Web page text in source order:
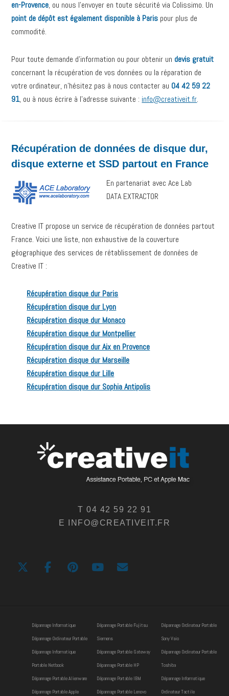
en-Provence, ou nous l’envoyer en toute sécurité via Colissimo. Un
point de dépôt est également disponible à Paris pour plus de
commodité.
Pour toute demande d’information ou pour obtenir un devis gratuit
concernant la récupération de vos données ou la réparation de
votre ordinateur, n’hésitez pas à nous contacter au 04 42 59 22
91, ou à nous écrire à l’adresse suivante : info@creativeit.fr.
Récupération de données de disque dur,
disque externe et SSD partout en France
En partenariat avec Ace Lab
DATA EXTRACTOR
Creative IT propose un service de récupération de données partout
France. Voici une liste, non exhaustive de la couverture
géographique des services de rétablissement de données de
Creative IT :
Récupération disque dur Paris
Récupération disque dur Lyon
Récupération disque dur Monaco
Récupération disque dur Montpellier
Récupération disque dur Aix en Provence
Récupération disque dur Marseille
Récupération disque dur Lille
Récupération disque dur Sophia Antipolis
T 04 42 59 22 91
E INFO@CREATIVEIT.FR
Dépannage Informatique
Dépannage Ordinateur Portable
Dépannage Informatique
Portable Netbook
Dépannage Portable Alienware
Dépannage Portable Apple
Dépannage Portable Fujitsu
Siemens
Dépannage Portable Gateway
Dépannage Portable HP
Dépannage Portable IBM
Dépannage Portable Lenovo
Dépannage Ordinateur Portable
Sony Vaio
Dépannage Ordinateur Portable
Toshiba
Dépannage Informatique
Ordinateur Tactile